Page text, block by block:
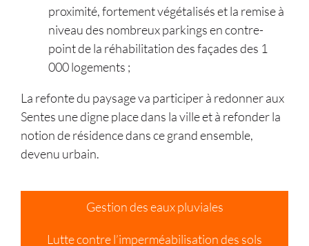
proximité, fortement végétalisés et la remise à
niveau des nombreux parkings en contre-
point de la réhabilitation des façades des 1
000 logements ;
La refonte du paysage va participer à redonner aux
Sentes une digne place dans la ville et à refonder la
notion de résidence dans ce grand ensemble,
devenu urbain.
Gestion des eaux pluviales
Lutte contre l’imperméabilisation des sols